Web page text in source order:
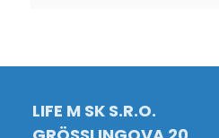
LIFE M SK S.R.O.